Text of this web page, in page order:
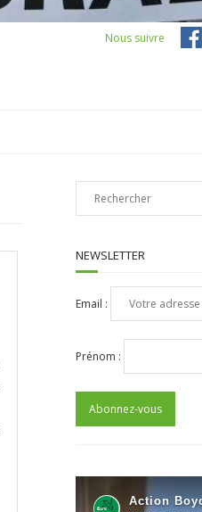
Nous suivre
NEWSLETTER
Email :
Prénom :